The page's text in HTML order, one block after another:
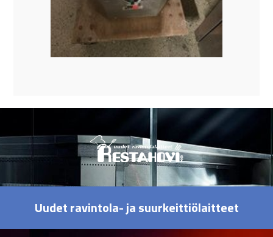
Uudet ravintola- ja suurkeittiölaitteet